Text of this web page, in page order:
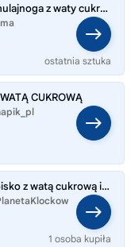
LEGO FRIENDS Stojak i hulajnoga z waty cukrowej 42643
ostatnia sztuka
CUKROWĄ
LEGO 42643 Friends Stoisko z watą cukrową i skuter
1 osoba kupiła